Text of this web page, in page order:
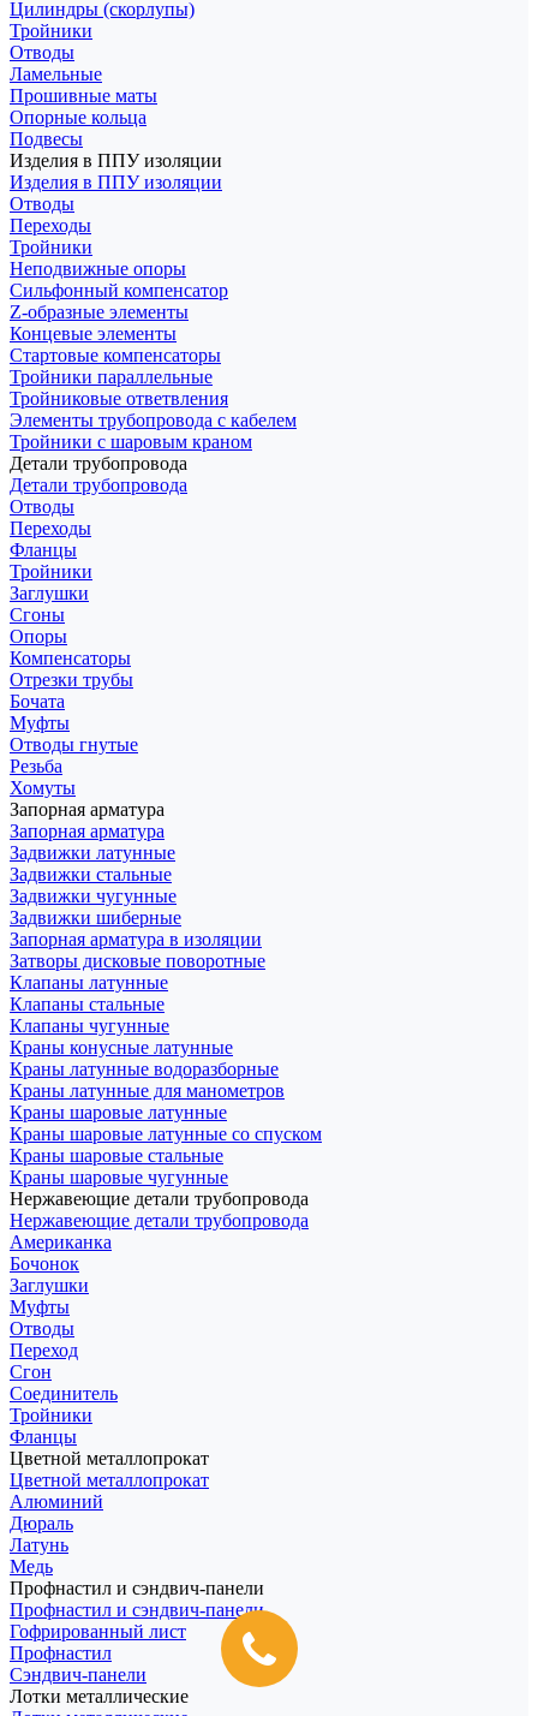
Цилиндры (скорлупы)
Тройники
Отводы
Ламельные
Прошивные маты
Опорные кольца
Подвесы
Изделия в ППУ изоляции
Изделия в ППУ изоляции
Отводы
Переходы
Тройники
Неподвижные опоры
Cильфонный компенсатор
Z-образные элементы
Концевые элементы
Стартовые компенсаторы
Тройники параллельные
Тройниковые ответвления
Элементы трубопровода с кабелем
Тройники с шаровым краном
Детали трубопровода
Детали трубопровода
Отводы
Переходы
Фланцы
Тройники
Заглушки
Сгоны
Опоры
Компенсаторы
Отрезки трубы
Бочата
Муфты
Отводы гнутые
Резьба
Хомуты
Запорная арматура
Запорная арматура
Задвижки латунные
Задвижки стальные
Задвижки чугунные
Задвижки шиберные
Запорная арматура в изоляции
Затворы дисковые поворотные
Клапаны латунные
Клапаны стальные
Клапаны чугунные
Краны конусные латунные
Краны латунные водоразборные
Краны латунные для манометров
Краны шаровые латунные
Краны шаровые латунные со спуском
Краны шаровые стальные
Краны шаровые чугунные
Нержавеющие детали трубопровода
Нержавеющие детали трубопровода
Американка
Бочонок
Заглушки
Муфты
Отводы
Переход
Сгон
Соединитель
Тройники
Фланцы
Цветной металлопрокат
Цветной металлопрокат
Алюминий
Дюраль
Латунь
Медь
Профнастил и сэндвич-панели
Профнастил и сэндвич-панели
Гофрированный лист
Профнастил
Сэндвич-панели
Лотки металлические